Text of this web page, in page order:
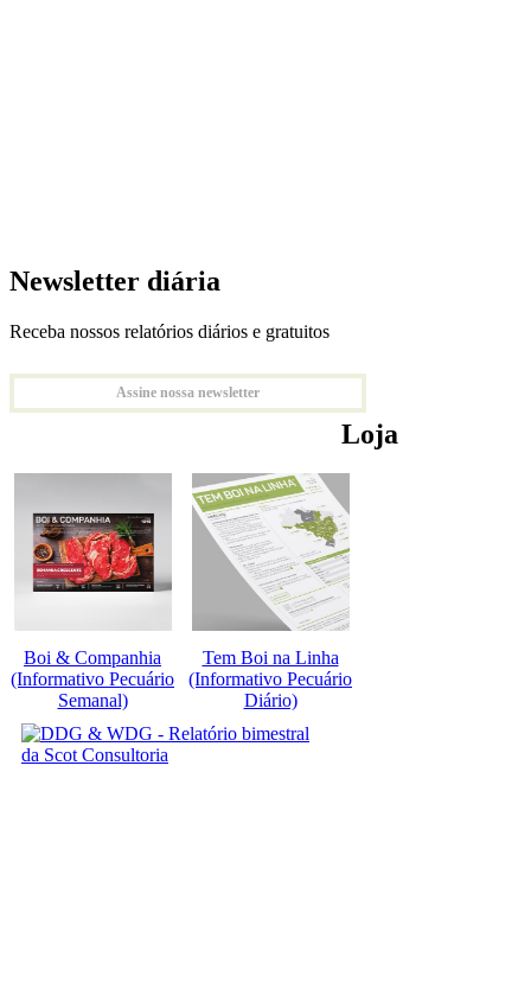
Newsletter diária
Receba nossos relatórios diários e gratuitos
Assine nossa newsletter
Loja
Boi & Companhia
(Informativo Pecuário
Semanal)
Tem Boi na Linha
(Informativo Pecuário
Diário)